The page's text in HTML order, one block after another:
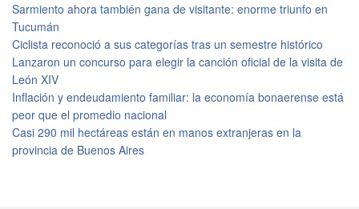
Sarmiento ahora también gana de visitante: enorme triunfo en
Tucumán
Ciclista reconoció a sus categorías tras un semestre histórico
Lanzaron un concurso para elegir la canción oficial de la visita de
León XIV
Inflación y endeudamiento familiar: la economía bonaerense está
peor que el promedio nacional
Casi 290 mil hectáreas están en manos extranjeras en la
provincia de Buenos Aires